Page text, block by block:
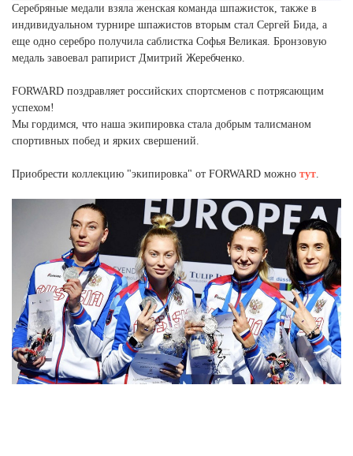
Серебряные медали взяла женская команда шпажисток, также в
индивидуальном турнире шпажистов вторым стал Сергей Бида, а
еще одно серебро получила саблистка Софья Великая. Бронзовую
медаль завоевал рапирист Дмитрий Жеребченко.
FORWARD поздравляет российских спортсменов с потрясающим
успехом!
Мы гордимся, что наша экипировка стала добрым талисманом
спортивных побед и ярких свершений.
Приобрести коллекцию "экипировка" от FORWARD можно тут